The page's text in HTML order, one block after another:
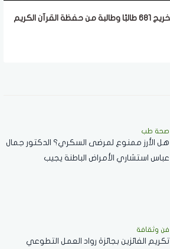
جمعية تعاهد تحتفل بتخريج 681 طالبًا وطالبة من حفظة القرآن الكريم
صحة طب
هل الأرز ممنوع لمرضى السكري؟ الدكتور جمال
عباس استشاري الأمراض الباطنة يجيب
فن وثقافة
تكريم الفائزين بجائزة رواد العمل التطوعي